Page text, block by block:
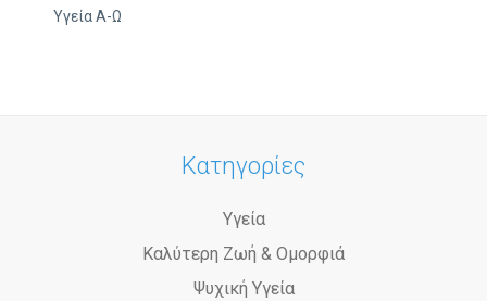
Υγεία Α-Ω
Κατηγορίες
Υγεία
Καλύτερη Ζωή & Ομορφιά
Ψυχική Υγεία